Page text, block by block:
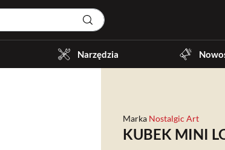
Narzędzia
Marka Nostalgic Art
KUBEK MINI